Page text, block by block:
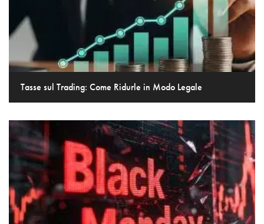
Tasse sul Trading: Come Ridurle in Modo Legale